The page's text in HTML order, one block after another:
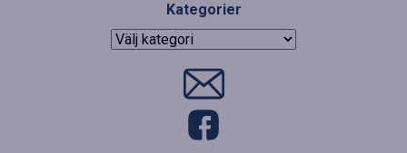
Kategorier
Kategorier